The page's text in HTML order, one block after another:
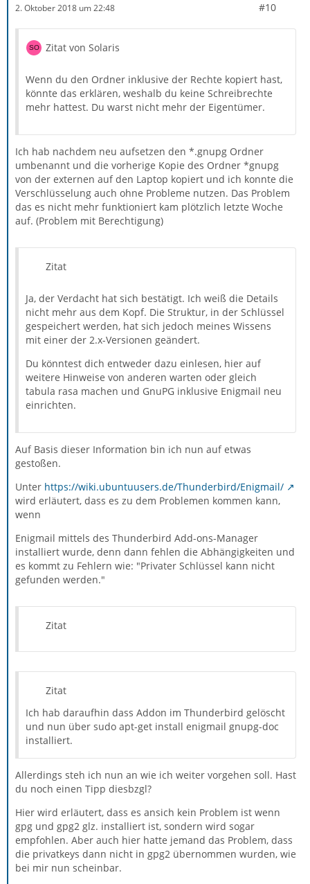
2. Oktober 2018 um 22:48 #10
Zitat von Solaris
Wenn du den Ordner inklusive der Rechte kopiert hast,
könnte das erklären, weshalb du keine Schreibrechte
mehr hattest. Du warst nicht mehr der Eigentümer.
Ich hab nachdem neu aufsetzen den *.gnupg Ordner
umbenannt und die vorherige Kopie des Ordner *gnupg
von der externen auf den Laptop kopiert und ich konnte die
Verschlüsselung auch ohne Probleme nutzen. Das Problem
das es nicht mehr funktioniert kam plötzlich letzte Woche
auf. (Problem mit Berechtigung)
Zitat
Ja, der Verdacht hat sich bestätigt. Ich weiß die Details
nicht mehr aus dem Kopf. Die Struktur, in der Schlüssel
gespeichert werden, hat sich jedoch meines Wissens
mit einer der 2.x-Versionen geändert.
Du könntest dich entweder dazu einlesen, hier auf
weitere Hinweise von anderen warten oder gleich
tabula rasa machen und GnuPG inklusive Enigmail neu
einrichten.
Auf Basis dieser Information bin ich nun auf etwas
gestoßen.
Unter https://wiki.ubuntuusers.de/Thunderbird/Enigmail/
wird erläutert, dass es zu dem Problemen kommen kann,
wenn
Enigmail mittels des Thunderbird Add-ons-Manager
installiert wurde, denn dann fehlen die Abhängigkeiten und
es kommt zu Fehlern wie: "Privater Schlüssel kann nicht
gefunden werden."
Zitat
Zitat
Ich hab daraufhin dass Addon im Thunderbird gelöscht
und nun über sudo apt-get install enigmail gnupg-doc
installiert.
Allerdings steh ich nun an wie ich weiter vorgehen soll. Hast
du noch einen Tipp diesbzgl?
Hier wird erläutert, dass es ansich kein Problem ist wenn
gpg und gpg2 glz. installiert ist, sondern wird sogar
empfohlen. Aber auch hier hatte jemand das Problem, dass
die privatkeys dann nicht in gpg2 übernommen wurden, wie
bei mir nun scheinbar.